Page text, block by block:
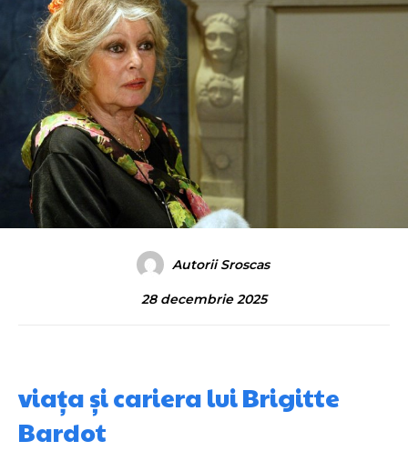
Autorii Sroscas
28 decembrie 2025
viața și cariera lui Brigitte
Bardot